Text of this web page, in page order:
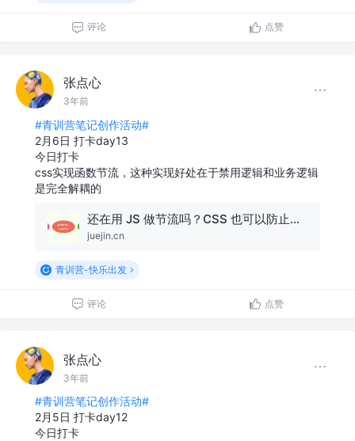
评论 点赞
张点心
3年前
#青训营笔记创作活动#
2月6日 打卡day13
今日打卡
css实现函数节流，这种实现好处在于禁用逻辑和业务逻辑
是完全解耦的
还在用 JS 做节流吗？CSS 也可以防止按钮重复点击
juejin.cn
青训营-快乐出发
评论 点赞
张点心
3年前
#青训营笔记创作活动#
2月5日 打卡day12
今日打卡